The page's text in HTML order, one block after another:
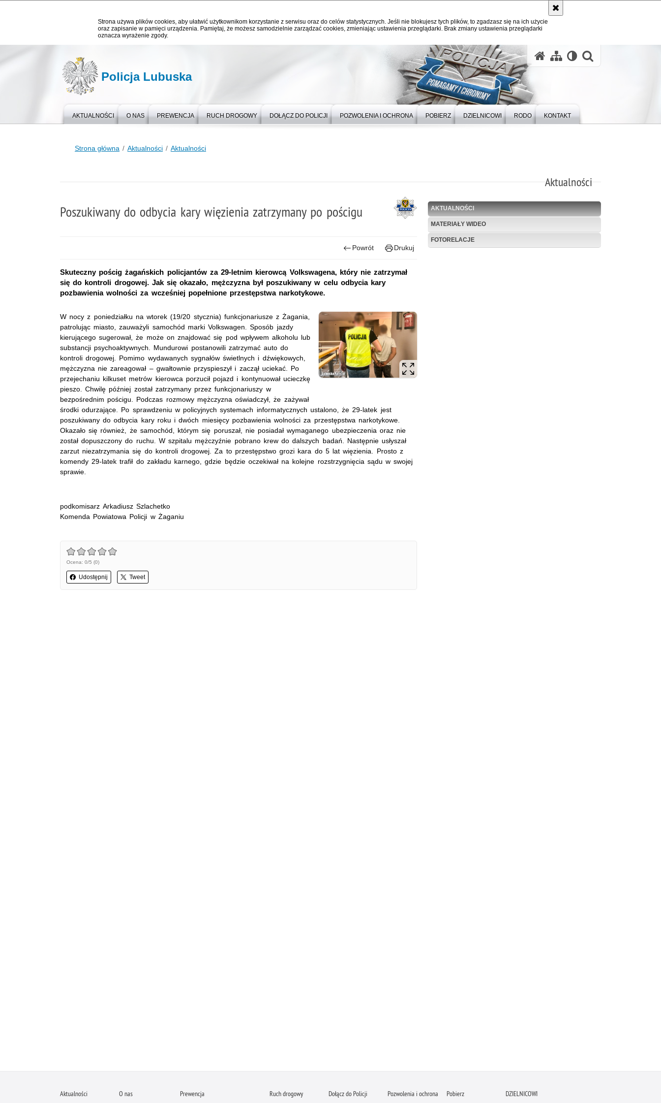
Strona używa plików cookies, aby ułatwić użytkownikom korzystanie z serwisu oraz do celów statystycznych. Jeśli nie blokujesz tych plików, to zgadzasz się na ich użycie
oraz zapisanie w pamięci urządzenia. Pamiętaj, że możesz samodzielnie zarządzać cookies, zmieniając ustawienia przeglądarki. Brak zmiany ustawienia przeglądarki
oznacza wyrażenie zgody.
Policja Lubuska
AKTUALNOŚCI O NAS PREWENCJA RUCH DROGOWY DOŁĄCZ DO POLICJI POZWOLENIA I OCHRONA POBIERZ DZIELNICOWI RODO KONTAKT
Strona główna Aktualności Aktualności
Aktualności
Poszukiwany do odbycia kary więzienia zatrzymany po pościgu
Powrót Drukuj
Skuteczny pościg żagańskich policjantów za 29-letnim kierowcą Volkswagena, który nie zatrzymał
się do kontroli drogowej. Jak się okazało, mężczyzna był poszukiwany w celu odbycia kary
pozbawienia wolności za wcześniej popełnione przestępstwa narkotykowe.
W nocy z poniedziałku na wtorek (19/20 stycznia) funkcjonariusze z Żagania,
patrolując miasto, zauważyli samochód marki Volkswagen. Sposób jazdy
kierującego sugerował, że może on znajdować się pod wpływem alkoholu lub
substancji psychoaktywnych. Mundurowi postanowili zatrzymać auto do
kontroli drogowej. Pomimo wydawanych sygnałów świetlnych i dźwiękowych,
mężczyzna nie zareagował – gwałtownie przyspieszył i zaczął uciekać. Po
przejechaniu kilkuset metrów kierowca porzucił pojazd i kontynuował ucieczkę
pieszo. Chwilę później został zatrzymany przez funkcjonariuszy w
bezpośrednim pościgu. Podczas rozmowy mężczyzna oświadczył, że zażywał
środki odurzające. Po sprawdzeniu w policyjnych systemach informatycznych ustalono, że 29-latek jest
poszukiwany do odbycia kary roku i dwóch miesięcy pozbawienia wolności za przestępstwa narkotykowe.
Okazało się również, że samochód, którym się poruszał, nie posiadał wymaganego ubezpieczenia oraz nie
został dopuszczony do ruchu. W szpitalu mężczyźnie pobrano krew do dalszych badań. Następnie usłyszał
zarzut niezatrzymania się do kontroli drogowej. Za to przestępstwo grozi kara do 5 lat więzienia. Prosto z
komendy 29-latek trafił do zakładu karnego, gdzie będzie oczekiwał na kolejne rozstrzygnięcia sądu w swojej
sprawie.
podkomisarz Arkadiusz Szlachetko
Komenda Powiatowa Policji w Żaganiu
Ocena: 0/5 (0)
Udostępnij Tweet
AKTUALNOŚCI
MATERIAŁY WIDEO
FOTORELACJE
Aktualności O nas Prewencja Ruch drogowy Dołącz do Policji Pozwolenia i ochrona Pobierz DZIELNICOWI